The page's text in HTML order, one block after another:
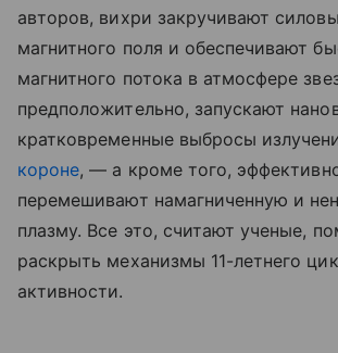
авторов, вихри закручивают
магнитного поля и обеспечивают
магнитного потока в атмосфере
предположительно, запускают
кратковременные выбросы
короне, — а кроме того,
перемешивают намагниченную и
плазму. Все это, считают ученые,
раскрыть механизмы 11-летнего
активности.